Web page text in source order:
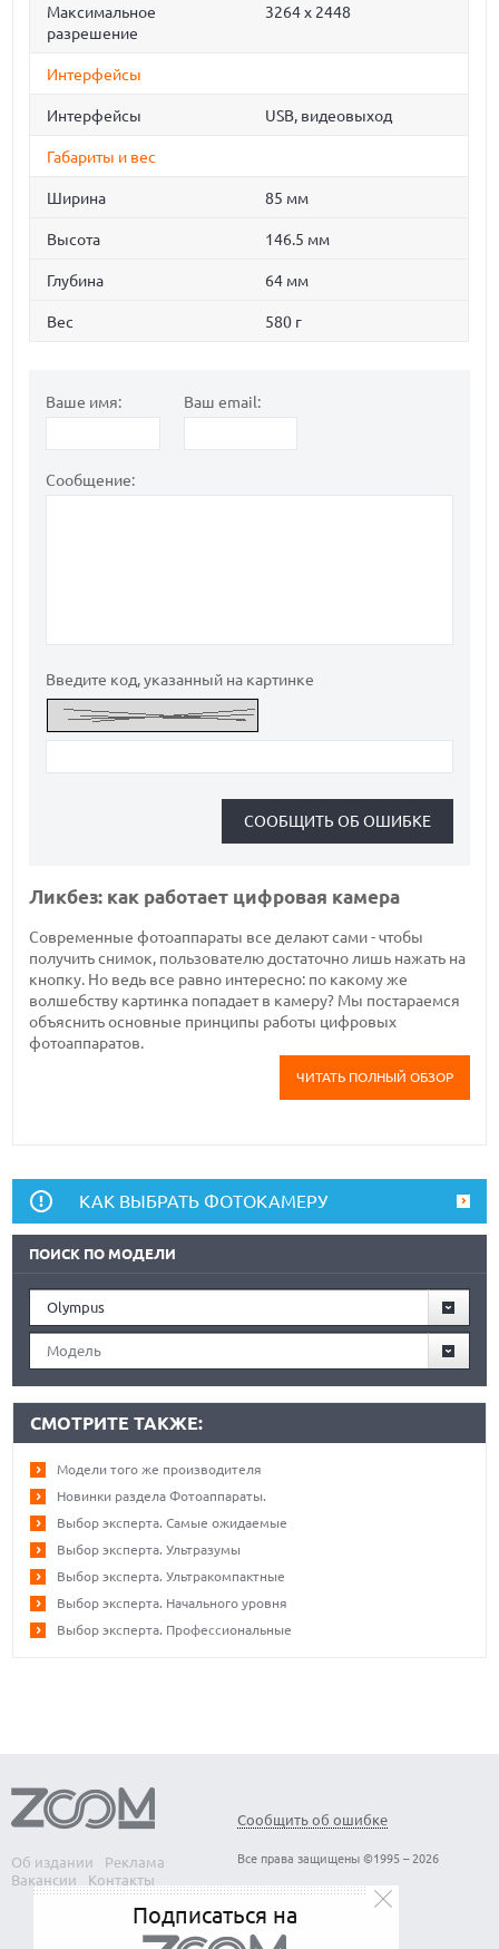
Максимальное
разрешение
3264 х 2448
Интерфейсы
Интерфейсы USB, видеовыход
Габариты и вес
Ширина 85 мм
Высота 146.5 мм
Глубина 64 мм
Вес 580 г
Ваше имя: Ваш email:
Сообщение:
Введите код, указанный на картинке
Ликбез: как работает цифровая камера
Современные фотоаппараты все делают сами - чтобы
получить снимок, пользователю достаточно лишь нажать на
кнопку. Но ведь все равно интересно: по какому же
волшебству картинка попадает в камеру? Мы постараемся
объяснить основные принципы работы цифровых
фотоаппаратов.
ЧИТАТЬ ПОЛНЫЙ ОБЗОР
КАК ВЫБРАТЬ ФОТОКАМЕРУ
ПОИСК ПО МОДЕЛИ
Olympus
Модель
СМОТРИТЕ ТАКЖЕ:
Модели того же производителя
Новинки раздела Фотоаппараты.
Выбор эксперта. Самые ожидаемые
Выбор эксперта. Ультразумы
Выбор эксперта. Ультракомпактные
Выбор эксперта. Начального уровня
Выбор эксперта. Профессиональные
Об издании
Реклама
Вакансии
Контакты
Сообщить об ошибке
Все права защищены ©1995 – 2026
Подписаться на